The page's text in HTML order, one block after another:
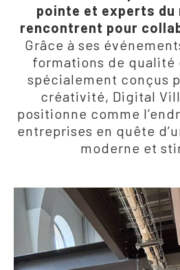
pointe et experts du
rencontrent pour
Grâce à ses
formations de qualité
spécialement conçus
créativité, Digital
positionne comme
entreprises en quête
moderne et